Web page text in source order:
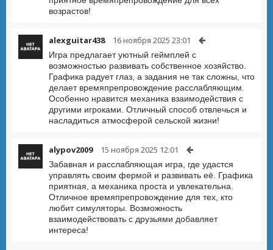
возрастов!
alexguitar438 16 ноября 2025 23:01
Игра предлагает уютный геймплей с
возможностью развивать собственное хозяйство.
Графика радует глаз, а задания не так сложны, что
делает времяпрепровождение расслабляющим.
Особенно нравится механика взаимодействия с
другими игроками. Отличный способ отвлечься и
насладиться атмосферой сельской жизни!
alypov2009 15 ноября 2025 12:01
Забавная и расслабляющая игра, где удастся
управлять своим фермой и развивать её. Графика
приятная, а механика проста и увлекательна.
Отличное времяпрепровождение для тех, кто
любит симуляторы. Возможность
взаимодействовать с друзьями добавляет
интереса!